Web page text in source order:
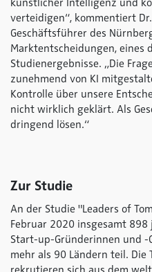
künstlicher Intelligenz und
verteidigen“, kommentiert
Geschäftsführer des
Marktentscheidungen, eines
Studienergebnisse. „Die
zunehmend von KI
Kontrolle über unsere
nicht wirklich geklärt. Als
dringend lösen.“
Zur Studie
An der Studie "Leaders of
Februar 2020 insgesamt
Start-up-Gründerinnen und -
mehr als 90 Ländern teil. Die